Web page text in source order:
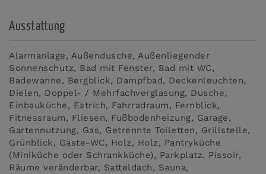
Ausstattung
Alarmanlage Außendusche Außenliegender
Sonnenschutz
Bad mit Fenster
Bad mit WC
Badewanne
Bergblick Dampfbad
Deckenleuchten
Dielen
Doppel- / Mehrfachverglasung
Dusche
Einbauküche
Estrich Fahrradraum
Fernblick
Fitnessraum
Fliesen Fußbodenheizung
Garage
Gartennutzung
Gas Getrennte Toiletten
Grillstelle
Grünblick
Gäste-WC Holz Holz
Pantryküche
(Miniküche oder Schrankküche)
Parkplatz
Pissoir
Räume veränderbar
Satteldach
Sauna